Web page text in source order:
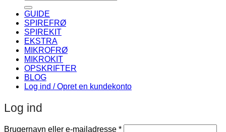
GUIDE
SPIREFRØ
SPIREKIT
EKSTRA
MIKROFRØ
MIKROKIT
OPSKRIFTER
BLOG
Log ind / Opret en kundekonto
Log ind
Brugernavn eller e-mailadresse *Påkrævet